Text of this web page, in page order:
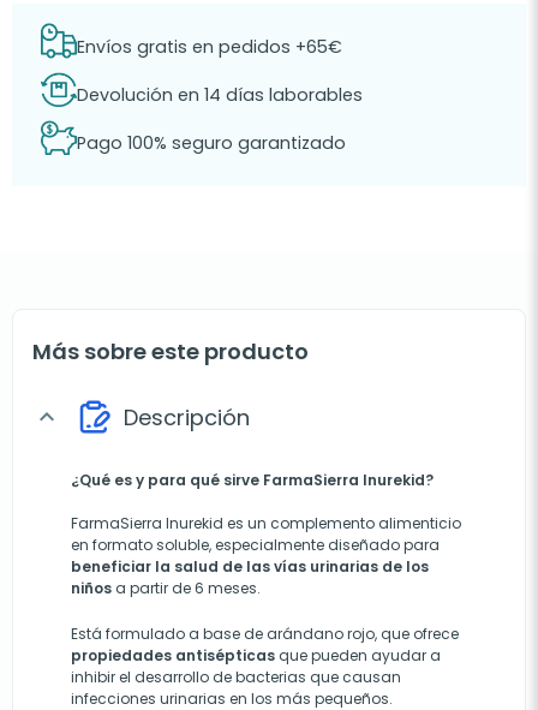
Envíos gratis en pedidos +65€
Devolución en 14 días laborables
Pago 100% seguro garantizado
Más sobre este producto
expand_more Descripción
¿Qué es y para qué sirve FarmaSierra Inurekid?
FarmaSierra Inurekid es un complemento alimenticio
en formato soluble, especialmente diseñado para
beneficiar la salud de las vías urinarias de los
niños a partir de 6 meses.
Está formulado a base de arándano rojo, que ofrece
propiedades antisépticas que pueden ayudar a
inhibir el desarrollo de bacterias que causan
infecciones urinarias en los más pequeños.